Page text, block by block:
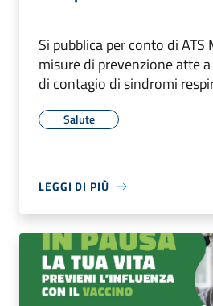
Si pubblica per conto di
misure di prevenzione atte
di contagio di sindromi
Salute
LEGGI DI PIÙ